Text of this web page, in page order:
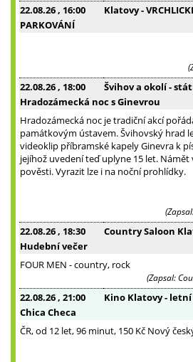
22.08.26 , 16:00
Klatovy -
PARKOVÁNÍ
22.08.26 , 18:00
Švihov a okolí -
Hradozámecká noc s Ginevrou
Hradozámecká noc je tradiční akcí
památkovým ústavem. Švihovský hrad
videoklip příbramské kapely Ginevra k
jejíhož uvedení teď uplyne 15 let.
pověsti. Vyrazit lze i na noční prohlídky.
22.08.26 , 18:30
Country Saloon
Hudební večer
FOUR MEN - country, rock
(Zapsal:
22.08.26 , 21:00
Kino Klatovy -
Chica Checa
ČR, od 12 let, 96 minut, 150 Kč Nový